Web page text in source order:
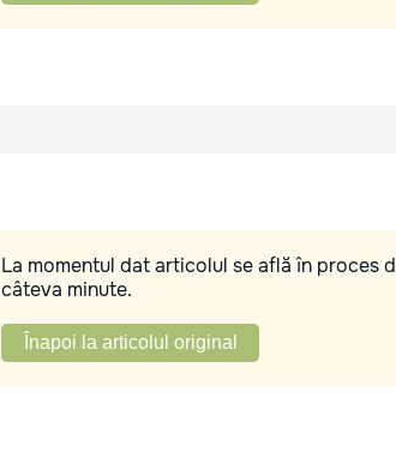
La momentul dat articolul se află în proces
câteva minute.
Înapoi la articolul original